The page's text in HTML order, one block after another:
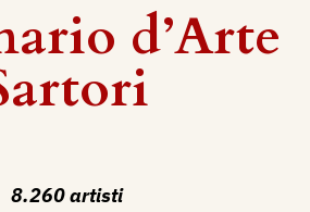
d’Arte
8.260 artisti